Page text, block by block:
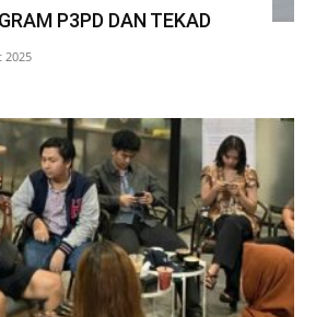
P3PD DAN TEKAD
2025